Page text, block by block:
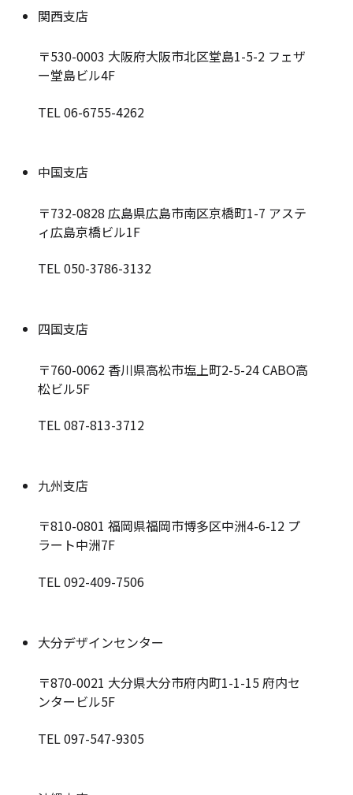
関西支店
〒530-0003 大阪府大阪市北区堂島1-5-2 フェザ
ー堂島ビル4F
TEL 06-6755-4262
中国支店
〒732-0828 広島県広島市南区京橋町1-7 アステ
ィ広島京橋ビル1F
TEL 050-3786-3132
四国支店
〒760-0062 香川県高松市塩上町2-5-24 CABO高
松ビル5F
TEL 087-813-3712
九州支店
〒810-0801 福岡県福岡市博多区中洲4-6-12 プ
ラート中洲7F
TEL 092-409-7506
大分デザインセンター
〒870-0021 大分県大分市府内町1-1-15 府内セ
ンタービル5F
TEL 097-547-9305